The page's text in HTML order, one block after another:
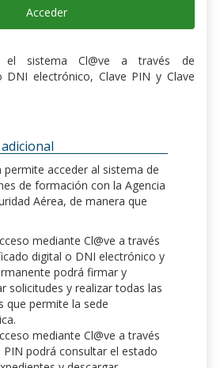
Acceder
el sistema Cl@ve a través de
DNI electrónico, Clave PIN y Clave
permite acceder al sistema de
de formación con la Agencia
Aérea, de manera que
mediante Cl@ve a través
digital o DNI electrónico y
podrá firmar y
solicitudes y realizar todas las
que permite la sede
mediante Cl@ve a través
PIN podrá consultar el estado